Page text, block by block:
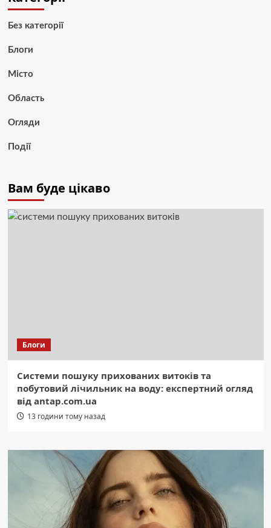
Без категорії
Блоги
Місто
Область
Огляди
Події
Вам буде цікаво
Блоги
Системи пошуку прихованих витоків та
побутовий лічильник на воду: експертний огляд
від antap.com.ua
13 години тому назад